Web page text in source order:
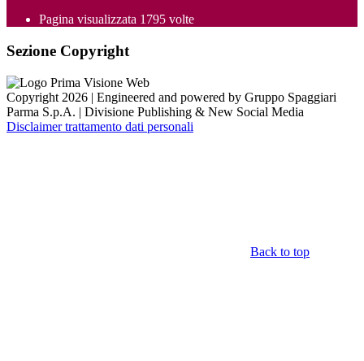
Pagina visualizzata 1795 volte
Sezione Copyright
Copyright 2026 | Engineered and powered by Gruppo Spaggiari
Parma S.p.A. | Divisione Publishing & New Social Media
Disclaimer trattamento dati personali
Back to top